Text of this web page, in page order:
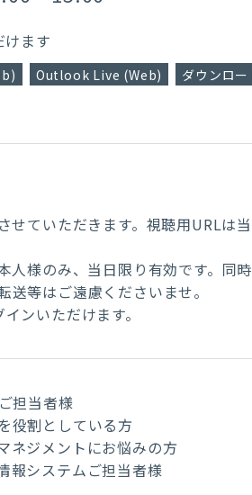
けます
Outlook Live (Web) ダウンロ
せていただきます。視聴用URLは
人様のみ、当日限り有効です。同
等はご遠慮くださいませ。
ンいただけます。
担当者様
役割としている方
ネジメントにお悩みの方
報システムご担当者様